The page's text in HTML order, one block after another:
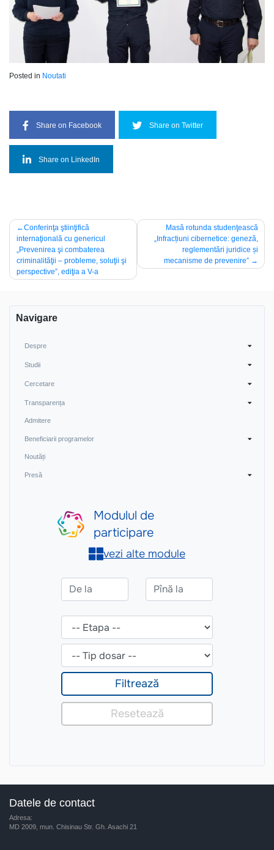
Posted in Noutati
Share on Facebook Share on Twitter
Share on LinkedIn
Navigare
în
articole
Conferinţa ştiinţifică
internaţională cu genericul
„Prevenirea şi combaterea
criminalităţii – probleme, soluţii şi
perspective”, ediţia a V-a
Masă rotunda studenţească
„Infracțiuni cibernetice: geneză,
reglementări juridice și
mecanisme de prevenire”
Navigare
Despre
Studii
Cercetare
Transparența
Admitere
Beneficiarii programelor
Noutăți
Presă
Datele de contact
Adresa:
MD 2009, mun. Chisinau Str. Gh. Asachi 21